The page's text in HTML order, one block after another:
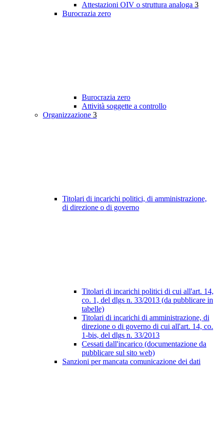
Attestazioni OIV o struttura analoga 3
Burocrazia zero
Burocrazia zero
Attività soggette a controllo
Organizzazione 3
Titolari di incarichi politici, di amministrazione,
di direzione o di governo
Titolari di incarichi politici di cui all'art. 14,
co. 1, del dlgs n. 33/2013 (da pubblicare in
tabelle)
Titolari di incarichi di amministrazione, di
direzione o di governo di cui all'art. 14, co.
1-bis, del dlgs n. 33/2013
Cessati dall'incarico (documentazione da
pubblicare sul sito web)
Sanzioni per mancata comunicazione dei dati